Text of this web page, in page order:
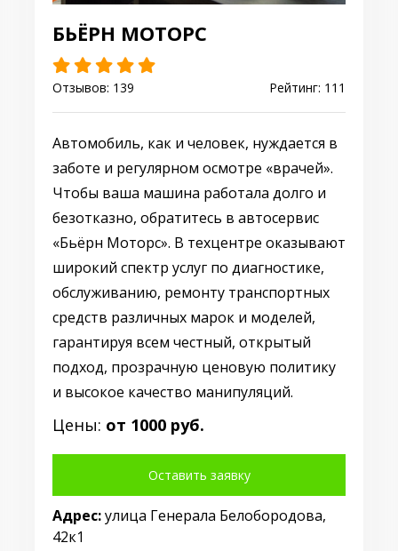
БЬЁРН МОТОРС
Отзывов: 139 Рейтинг: 111
Автомобиль, как и человек, нуждается в
заботе и регулярном осмотре «врачей».
Чтобы ваша машина работала долго и
безотказно, обратитесь в автосервис
«Бьёрн Моторс». В техцентре оказывают
широкий спектр услуг по диагностике,
обслуживанию, ремонту транспортных
средств различных марок и моделей,
гарантируя всем честный, открытый
подход, прозрачную ценовую политику
и высокое качество манипуляций.
Цены: от 1000 руб.
Оставить заявку
Адрес:улица Генерала Белобородова,
42к1